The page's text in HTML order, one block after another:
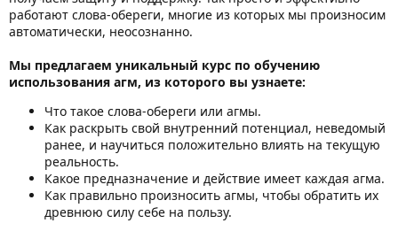
работают слова-обереги, многие из которых мы произносим
автоматически, неосознанно.
Мы предлагаем уникальный курс по обучению
использования агм, из которого вы узнаете:
Что такое слова-обереги или агмы.
Как раскрыть свой внутренний потенциал, неведомый
ранее, и научиться положительно влиять на текущую
реальность.
Какое предназначение и действие имеет каждая агма.
Как правильно произносить агмы, чтобы обратить их
древнюю силу себе на пользу.